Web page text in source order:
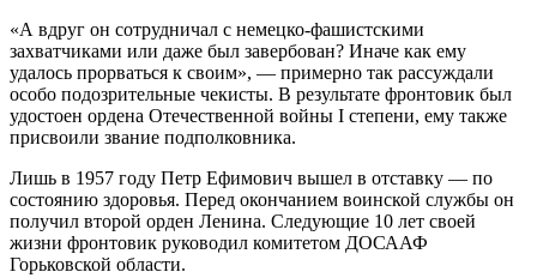
«А вдруг он сотрудничал с немецко-фашистскими
захватчиками или даже был завербован? Иначе как ему
удалось прорваться к своим», — примерно так рассуждали
особо подозрительные чекисты. В результате фронтовик был
удостоен ордена Отечественной войны I степени, ему также
присвоили звание подполковника.
Лишь в 1957 году Петр Ефимович вышел в отставку — по
состоянию здоровья. Перед окончанием воинской службы он
получил второй орден Ленина. Следующие 10 лет своей
жизни фронтовик руководил комитетом ДОСААФ
Горьковской области.